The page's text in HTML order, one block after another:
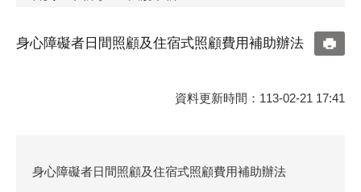
身心障礙者日間照顧及住宿式照顧費用補助辦法
資料更新時間：113-02-21 17:41
身心障礙者日間照顧及住宿式照顧費用補助辦法